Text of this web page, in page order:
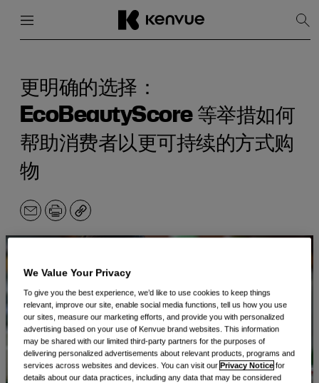
显
示
更明确的选择：
EcoBeautyScore 等举措如何
帮助消费者以更可持续的方式购
物
电
打
副
We Value Your Privacy
To give you the best experience, we’d like to use cookies to keep things
relevant, improve our site, enable social media functions, tell us how you use
our sites, measure our marketing efforts, and provide you with personalized
advertising based on your use of Kenvue brand websites. This information
may be shared with our limited third-party partners for the purposes of
delivering personalized advertisements about relevant products, programs and
services across websites and devices. You can visit ourPrivacy Notice for
details about our data practices, including any data that may be considered